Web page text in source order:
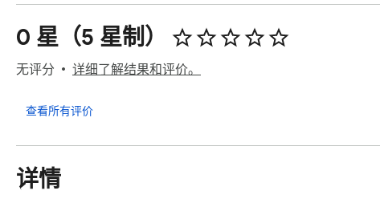
● 高级匹配规则
    支持文本精确匹配及 正则表达式 (Regex)，让你的工作流始终保持高优先级。
🚀 进阶特性
● 云端同步：支持 Google 账号登录，跨设备同步你的逻辑配置。
0 星（5 星制）
无评分 详细了解结果和评价。
查看所有评价
详情